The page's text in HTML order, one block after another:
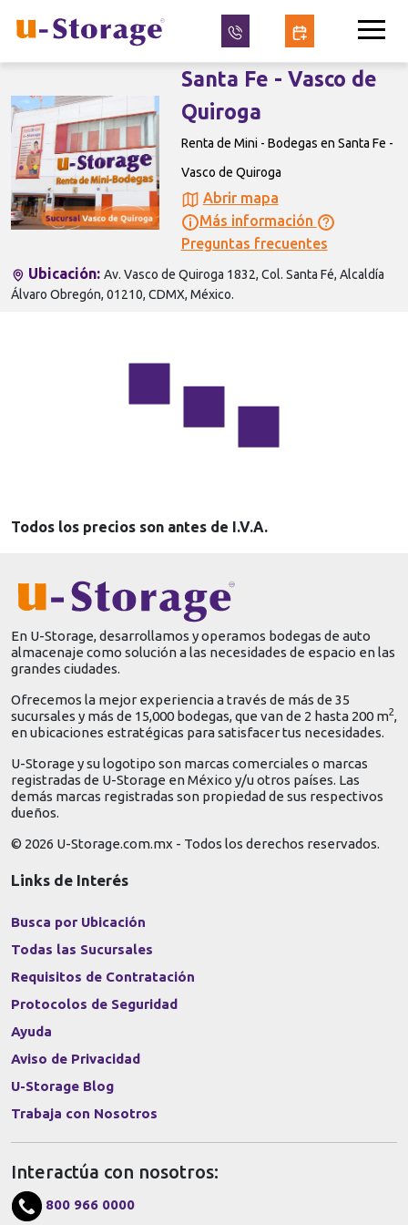
Santa Fe - Vasco de
Quiroga
Renta de Mini - Bodegas en Santa Fe -
Vasco de Quiroga
Abrir mapa
Más información
Preguntas frecuentes
Ubicación: Av. Vasco de Quiroga 1832, Col. Santa Fé, Alcaldía
Álvaro Obregón, 01210, CDMX, México.
Todos los precios son antes de I.V.A.
En U-Storage, desarrollamos y operamos bodegas de auto
almacenaje como solución a las necesidades de espacio en las
grandes ciudades.
Ofrecemos la mejor experiencia a través de más de 35
sucursales y más de 15,000 bodegas, que van de 2 hasta 200 m2,
en ubicaciones estratégicas para satisfacer tus necesidades.
U-Storage y su logotipo son marcas comerciales o marcas
registradas de U-Storage en México y/u otros países. Las
demás marcas registradas son propiedad de sus respectivos
dueños.
© 2026 U-Storage.com.mx - Todos los derechos reservados.
Links de Interés
Busca por Ubicación
Todas las Sucursales
Requisitos de Contratación
Protocolos de Seguridad
Ayuda
Aviso de Privacidad
U-Storage Blog
Trabaja con Nosotros
Interactúa con nosotros:
800 966 0000